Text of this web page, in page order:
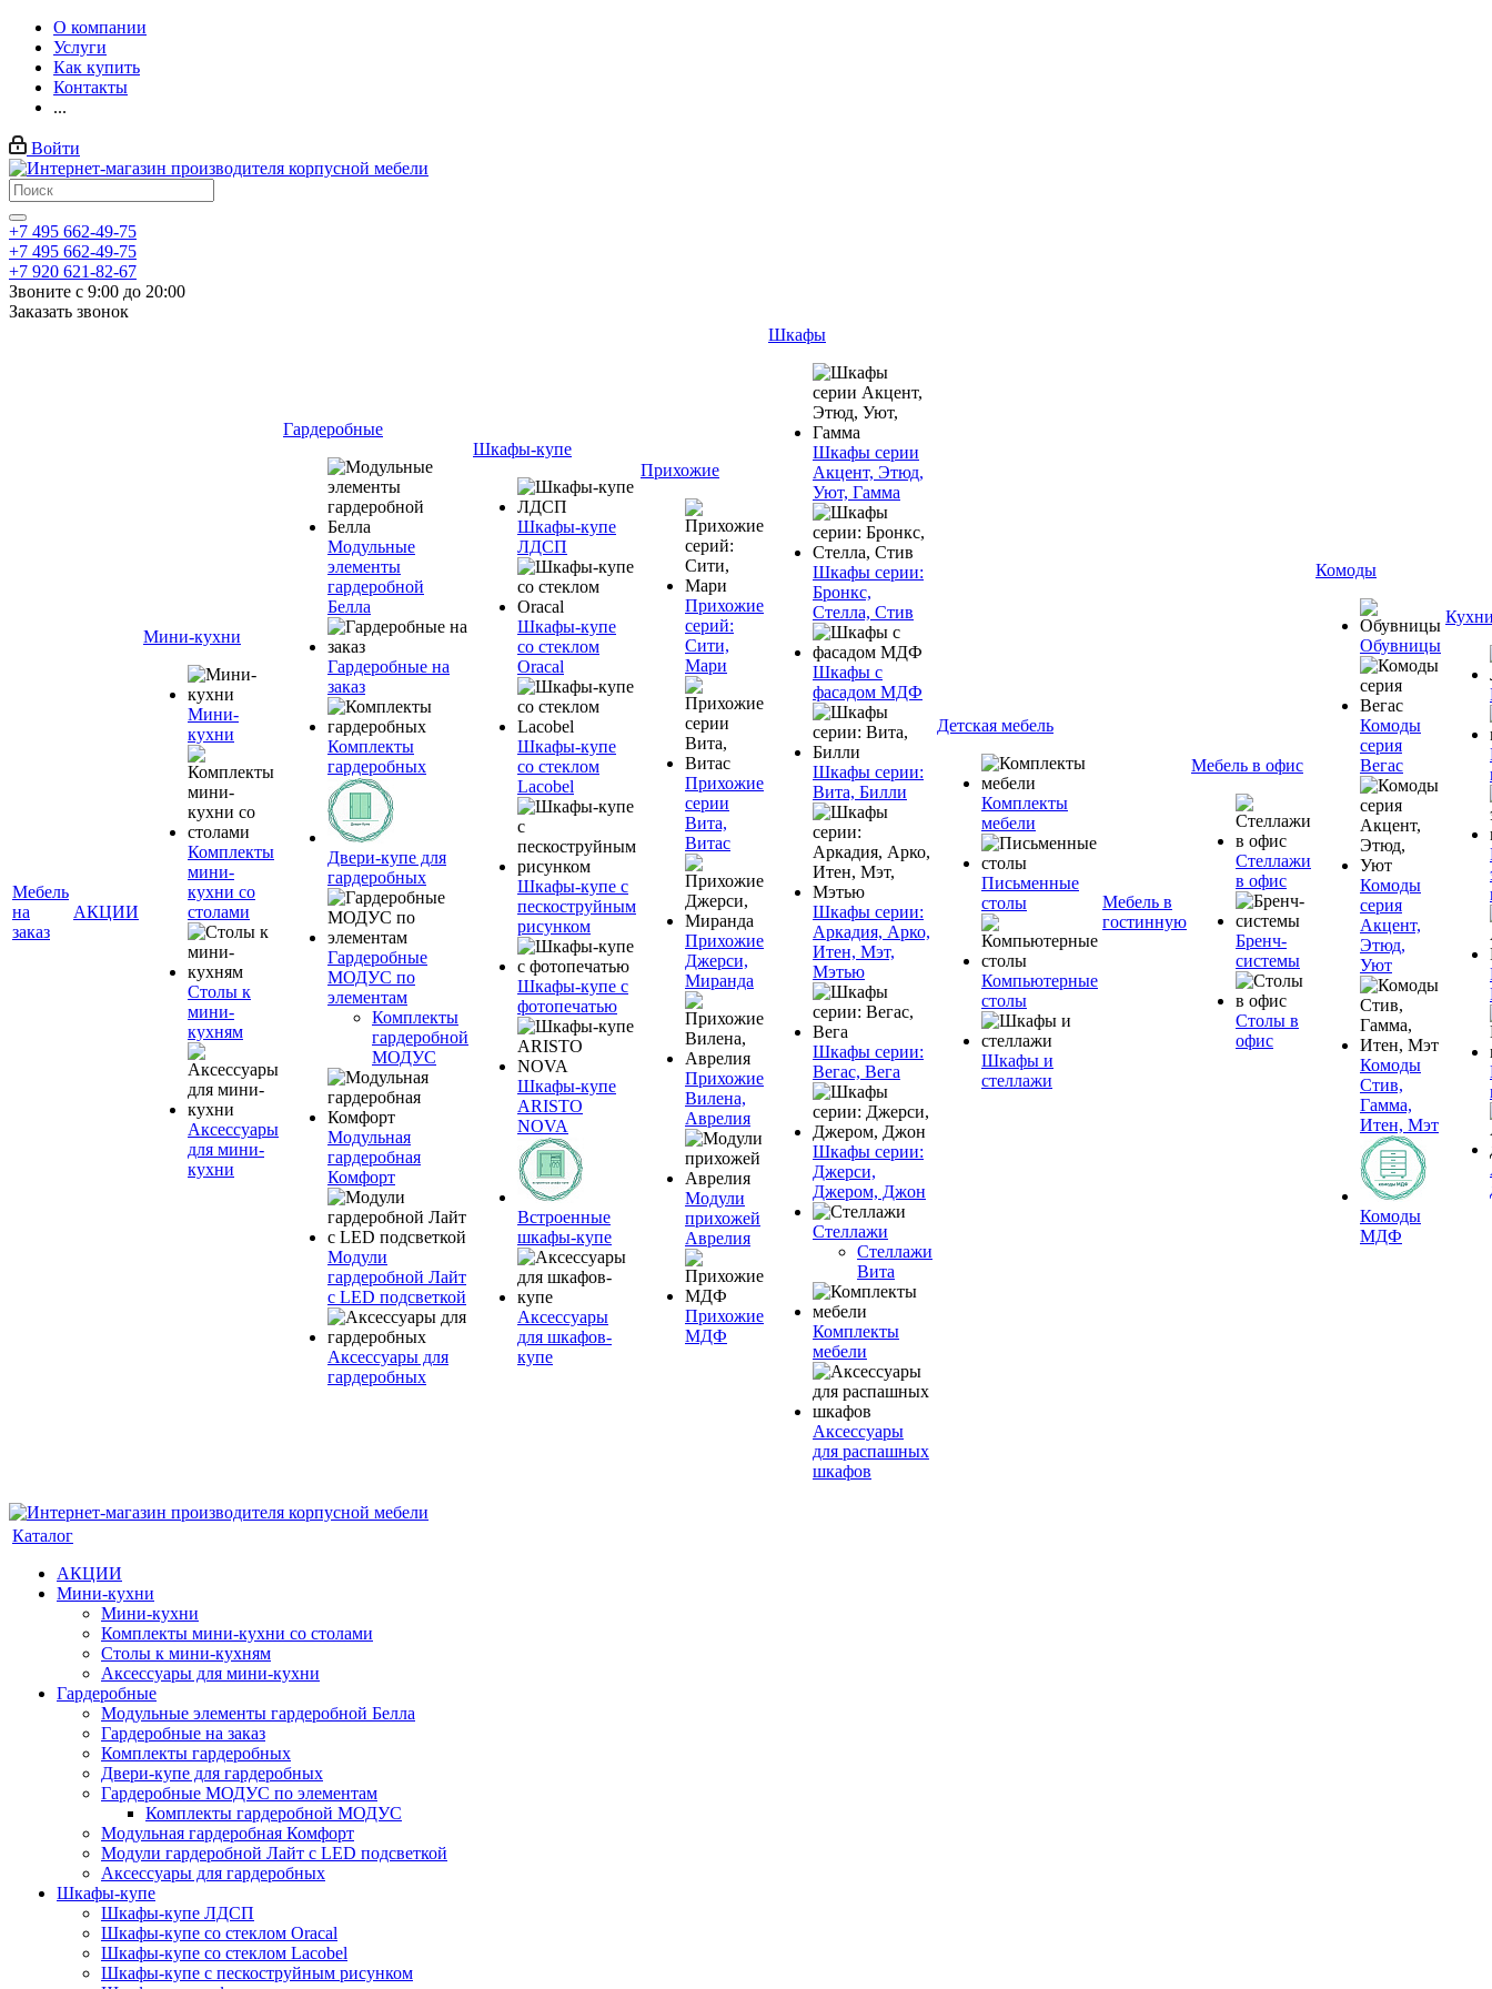
О компании
Услуги
Как купить
Контакты
...
Войти
+7 495 662-49-75
+7 495 662-49-75
+7 920 621-82-67
Звоните с 9:00 до 20:00
Заказать звонок
Мебель
на
заказ
АКЦИИ
Мини-кухни
Мини-
кухни
Комплекты
мини-
кухни со
столами
Столы к
мини-
кухням
Аксессуары
для мини-
кухни
Гардеробные
Модульные
элементы
гардеробной
Белла
Гардеробные на
заказ
Комплекты
гардеробных
Двери-купе для
гардеробных
Гардеробные
МОДУС по
элементам
Комплекты
гардеробной
МОДУС
Модульная
гардеробная
Комфорт
Модули
гардеробной Лайт
с LED подсветкой
Аксессуары для
гардеробных
Шкафы-купе
Шкафы-купе
ЛДСП
Шкафы-купе
со стеклом
Oracal
Шкафы-купе
со стеклом
Lacobel
Шкафы-купе с
пескоструйным
рисунком
Шкафы-купе с
фотопечатью
Шкафы-купе
ARISTO
NOVA
Встроенные
шкафы-купе
Аксессуары
для шкафов-
купе
Прихожие
Прихожие
серий:
Сити,
Мари
Прихожие
серии
Вита,
Витас
Прихожие
Джерси,
Миранда
Прихожие
Вилена,
Аврелия
Модули
прихожей
Аврелия
Прихожие
МДФ
Шкафы
Шкафы серии
Акцент, Этюд,
Уют, Гамма
Шкафы серии:
Бронкс,
Стелла, Стив
Шкафы с
фасадом МДФ
Шкафы серии:
Вита, Билли
Шкафы серии:
Аркадия, Арко,
Итен, Мэт,
Мэтью
Шкафы серии:
Вегас, Вега
Шкафы серии:
Джерси,
Джером, Джон
Стеллажи
Стеллажи
Вита
Комплекты
мебели
Аксессуары
для распашных
шкафов
Детская мебель
Комплекты
мебели
Письменные
столы
Компьютерные
столы
Шкафы и
стеллажи
Мебель в
гостинную
Мебель в офис
Стеллажи
в офис
Бренч-
системы
Столы в
офис
Комоды
Обувницы
Комоды
серия
Вегас
Комоды
серия
Акцент,
Этюд,
Уют
Комоды
Стив,
Гамма,
Итен, Мэт
Комоды
МДФ
Каталог
АКЦИИ
Мини-кухни
Мини-кухни
Комплекты мини-кухни со столами
Столы к мини-кухням
Аксессуары для мини-кухни
Гардеробные
Модульные элементы гардеробной Белла
Гардеробные на заказ
Комплекты гардеробных
Двери-купе для гардеробных
Гардеробные МОДУС по элементам
Комплекты гардеробной МОДУС
Модульная гардеробная Комфорт
Модули гардеробной Лайт с LED подсветкой
Аксессуары для гардеробных
Шкафы-купе
Шкафы-купе ЛДСП
Шкафы-купе со стеклом Oracal
Шкафы-купе со стеклом Lacobel
Шкафы-купе с пескоструйным рисунком